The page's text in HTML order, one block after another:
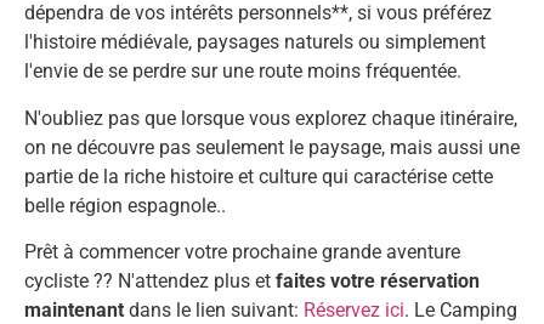
dépendra de vos intérêts personnels**, si vous préférez
l'histoire médiévale, paysages naturels ou simplement
l'envie de se perdre sur une route moins fréquentée.
N'oubliez pas que lorsque vous explorez chaque itinéraire,
on ne découvre pas seulement le paysage, mais aussi une
partie de la riche histoire et culture qui caractérise cette
belle région espagnole..
Prêt à commencer votre prochaine grande aventure
cycliste ?? N'attendez plus et faites votre réservation
maintenant dans le lien suivant: Réservez ici. Le Camping